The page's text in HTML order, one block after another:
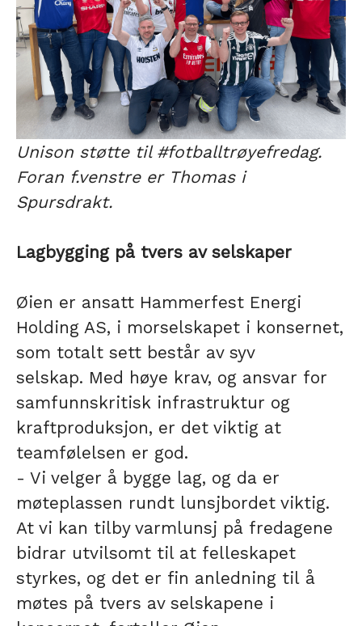
Unison støtte til #fotballtrøyefredag.
Foran f.venstre er Thomas i
Spursdrakt.
Lagbygging på tvers av selskaper
Øien er ansatt Hammerfest Energi
Holding AS, i morselskapet i konsernet,
som totalt sett består av syv
selskap. Med høye krav, og ansvar for
samfunnskritisk infrastruktur og
kraftproduksjon, er det viktig at
teamfølelsen er god.
- Vi velger å bygge lag, og da er
møteplassen rundt lunsjbordet viktig.
At vi kan tilby varmlunsj på fredagene
bidrar utvilsomt til at felleskapet
styrkes, og det er fin anledning til å
møtes på tvers av selskapene i